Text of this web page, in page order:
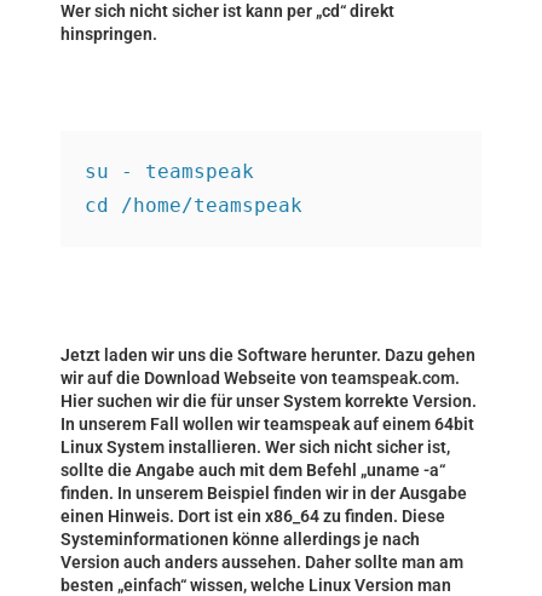
Wer sich nicht sicher ist kann per „cd“ direkt
hinspringen.
su - teamspeak
cd /home/teamspeak
Jetzt laden wir uns die Software herunter. Dazu gehen
wir auf die Download Webseite von teamspeak.com.
Hier suchen wir die für unser System korrekte Version.
In unserem Fall wollen wir teamspeak auf einem 64bit
Linux System installieren. Wer sich nicht sicher ist,
sollte die Angabe auch mit dem Befehl „uname -a“
finden. In unserem Beispiel finden wir in der Ausgabe
einen Hinweis. Dort ist ein x86_64 zu finden. Diese
Systeminformationen könne allerdings je nach
Version auch anders aussehen. Daher sollte man am
besten „einfach“ wissen, welche Linux Version man